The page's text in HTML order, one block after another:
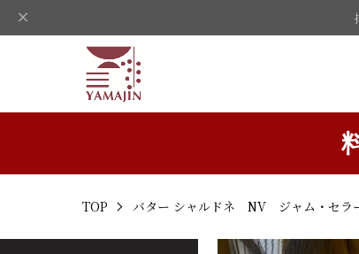
TOP バター シャルドネ NV ジャム・セラ